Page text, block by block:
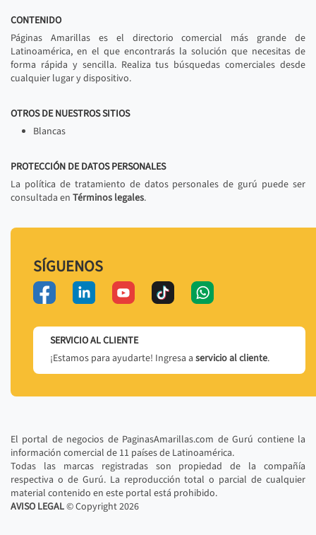
CONTENIDO
Páginas Amarillas es el directorio comercial más grande de
Latinoamérica, en el que encontrarás la solución que necesitas de
forma rápida y sencilla. Realiza tus búsquedas comerciales desde
cualquier lugar y dispositivo.
OTROS DE NUESTROS SITIOS
Blancas
PROTECCIÓN DE DATOS PERSONALES
La política de tratamiento de datos personales de gurú puede ser
consultada en Términos legales.
SÍGUENOS
SERVICIO AL CLIENTE
¡Estamos para ayudarte! Ingresa a servicio al cliente.
El portal de negocios de PaginasAmarillas.com de Gurú contiene la
información comercial de 11 países de Latinoamérica.
Todas las marcas registradas son propiedad de la compañía
respectiva o de Gurú. La reproducción total o parcial de cualquier
material contenido en este portal está prohibido.
AVISO LEGAL© Copyright2026